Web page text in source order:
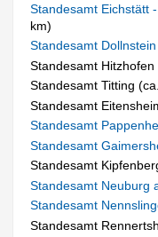
Standesamt Eichstätt
km)
Standesamt
Standesamt Hitzhofen
Standesamt Titting
Standesamt
Standesamt
Standesamt
Standesamt
Standesamt Neuburg
Standesamt
Standesamt